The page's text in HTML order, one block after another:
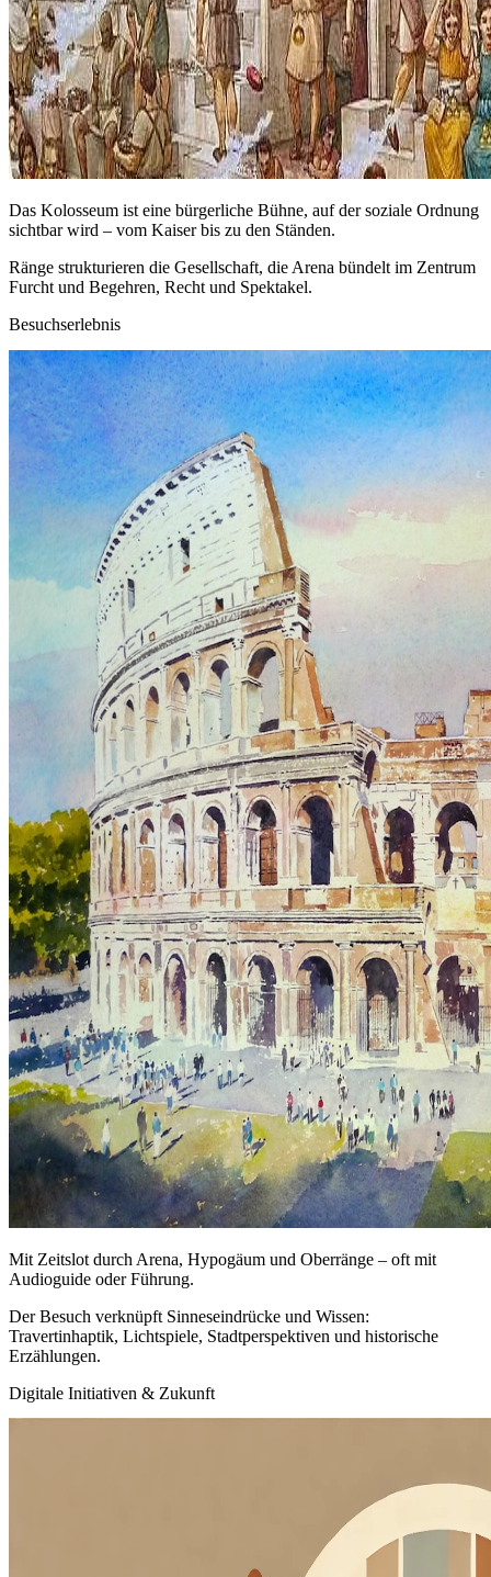
Das Kolosseum ist eine bürgerliche Bühne, auf der soziale Ordnung
sichtbar wird – vom Kaiser bis zu den Ständen.
Ränge strukturieren die Gesellschaft, die Arena bündelt im Zentrum
Furcht und Begehren, Recht und Spektakel.
Besuchserlebnis
Mit Zeitslot durch Arena, Hypogäum und Oberränge – oft mit
Audioguide oder Führung.
Der Besuch verknüpft Sinneseindrücke und Wissen:
Travertinhaptik, Lichtspiele, Stadtperspektiven und historische
Erzählungen.
Digitale Initiativen & Zukunft